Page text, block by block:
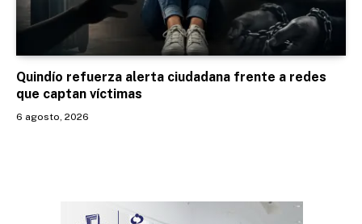
Quindío refuerza alerta ciudadana frente a redes
que captan víctimas
6 agosto, 2026